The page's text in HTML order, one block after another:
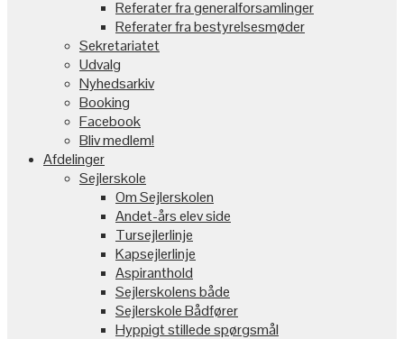
Referater fra generalforsamlinger
Referater fra bestyrelsesmøder
Sekretariatet
Udvalg
Nyhedsarkiv
Booking
Facebook
Bliv medlem!
Afdelinger
Sejlerskole
Om Sejlerskolen
Andet-års elev side
Tursejlerlinje
Kapsejlerlinje
Aspiranthold
Sejlerskolens både
Sejlerskole Bådfører
Hyppigt stillede spørgsmål